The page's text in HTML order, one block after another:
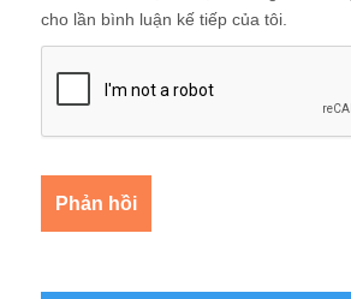
cho lần bình luận kế tiếp của tôi.